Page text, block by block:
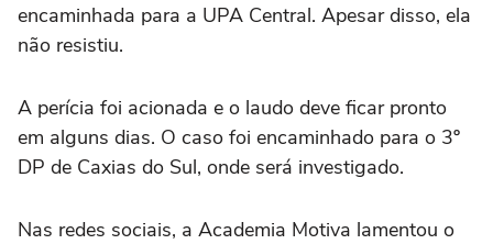
encaminhada para a UPA Central. Apesar disso, ela
não resistiu.
A perícia foi acionada e o laudo deve ficar pronto
em alguns dias. O caso foi encaminhado para o 3º
DP de Caxias do Sul, onde será investigado.
Nas redes sociais, a Academia Motiva lamentou o